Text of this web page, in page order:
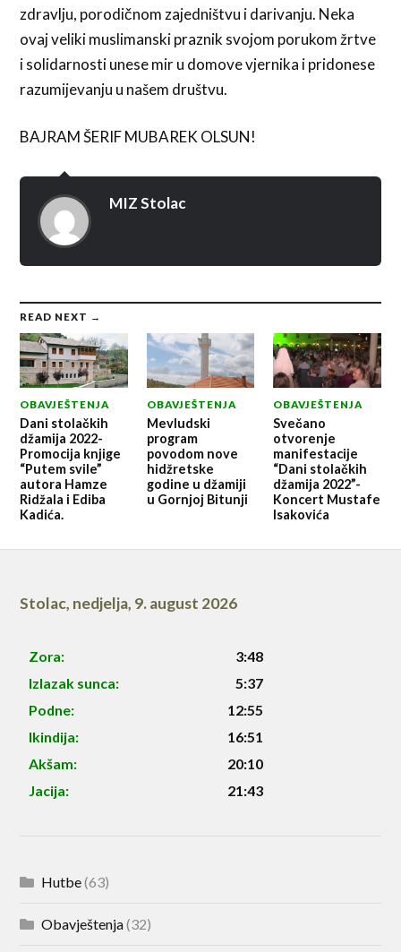
zdravlju, porodičnom zajedništvu i darivanju. Neka
ovaj veliki muslimanski praznik svojom porukom žrtve
i solidarnosti unese mir u domove vjernika i pridonese
razumijevanju u našem društvu.
BAJRAM ŠERIF MUBAREK OLSUN!
MIZ Stolac
READ NEXT →
OBAVJEŠTENJA
Dani stolačkih
džamija 2022-
Promocija knjige
“Putem svile”
autora Hamze
Ridžala i Ediba
Kadića.
OBAVJEŠTENJA
Mevludski
program
povodom nove
hidžretske
godine u džamiji
u Gornjoj Bitunji
OBAVJEŠTENJA
Svečano
otvorenje
manifestacije
“Dani stolačkih
džamija 2022”-
Koncert Mustafe
Isakovića
Stolac, nedjelja, 9. august 2026
Zora:
3:48
Izlazak sunca:
5:37
Podne:
12:55
Ikindija:
16:51
Akšam:
20:10
Jacija:
21:43
Hutbe(63)
Obavještenja(32)